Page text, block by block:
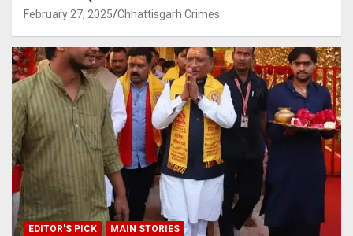
February 27, 2025 Chhattisgarh Crimes
EDITOR'S PICK MAIN STORIES